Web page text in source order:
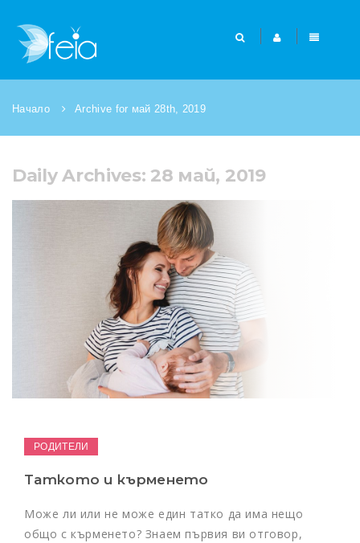
Начало Archive for май 28th, 2019
Daily Archives: 28 май, 2019
РОДИТЕЛИ
Таткото и кърменето
Може ли или не може един татко да има нещо
общо с кърменето? Знаем първия ви отговор,